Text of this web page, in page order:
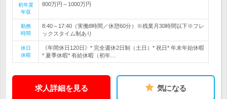
初年度
年収
800万円～1000万円
勤務
時間
8:40～17:40（実働8時間／休憩60分）※残業月30時間以下※フレ
ックスタイム制あり
休日
休暇
《年間休日120日》* 完全週休2日制（土日）* 祝日* 年末年始休暇
* 夏季休暇* 有給休暇（初年…
求人詳細を見る 気になる